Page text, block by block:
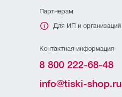
Партнерам
Для ИП и организаций
Контактная информация
8 800 222-68-48
info@tiski-shop.ru